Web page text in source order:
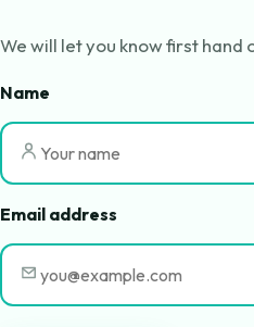
We will let you know first hand
Name
Email address